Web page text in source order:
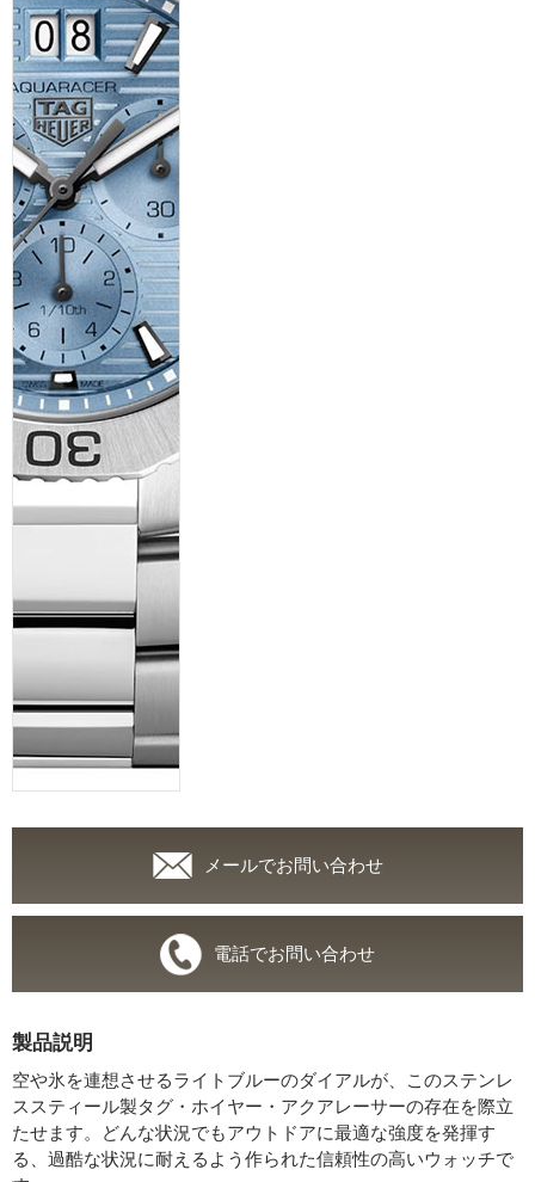
メールでお問い合わせ
電話でお問い合わせ
製品説明
空や氷を連想させるライトブルーのダイアルが、このステンレ
ススティール製タグ・ホイヤー・アクアレーサーの存在を際立
たせます。どんな状況でもアウトドアに最適な強度を発揮す
る、過酷な状況に耐えるよう作られた信頼性の高いウォッチで